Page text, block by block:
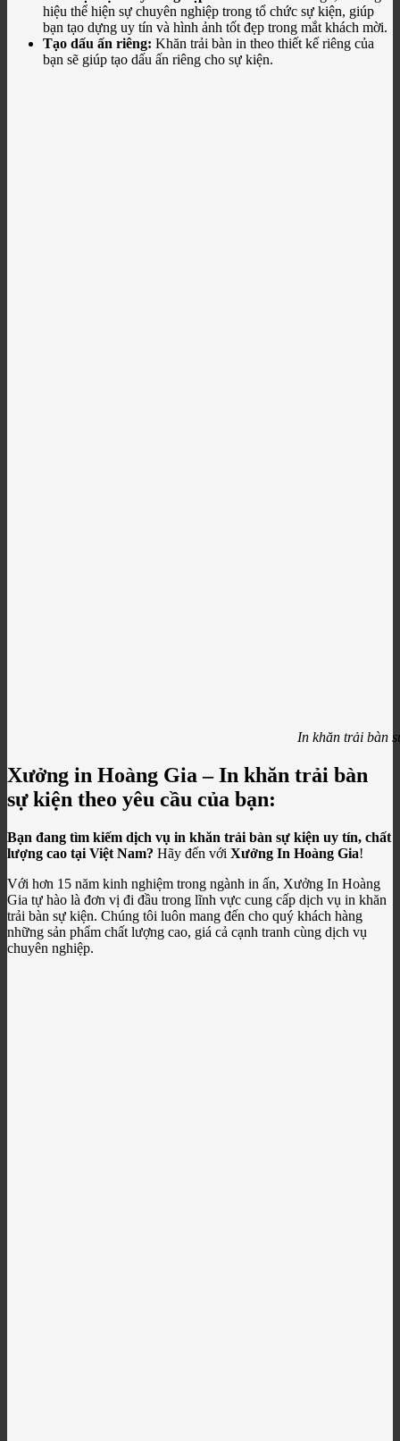
hiệu thể hiện sự chuyên nghiệp trong tổ chức sự kiện, giúp
bạn tạo dựng uy tín và hình ảnh tốt đẹp trong mắt khách mời.
Tạo dấu ấn riêng: Khăn trải bàn in theo thiết kế riêng của
bạn sẽ giúp tạo dấu ấn riêng cho sự kiện.
In khăn trải bàn
Xưởng in Hoàng Gia – In khăn trải bàn
sự kiện theo yêu cầu của bạn:
Bạn đang tìm kiếm dịch vụ in khăn trải bàn sự kiện uy tín, chất
lượng cao tại Việt Nam? Hãy đến với Xưởng In Hoàng Gia!
Với hơn 15 năm kinh nghiệm trong ngành in ấn, Xưởng In Hoàng
Gia tự hào là đơn vị đi đầu trong lĩnh vực cung cấp dịch vụ in khăn
trải bàn sự kiện. Chúng tôi luôn mang đến cho quý khách hàng
những sản phẩm chất lượng cao, giá cả cạnh tranh cùng dịch vụ
chuyên nghiệp.